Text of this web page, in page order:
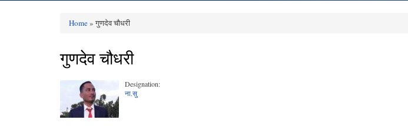
You are here
Home» गुणदेव चौधरी
गुणदेव चौधरी
Designation:
ना.सु